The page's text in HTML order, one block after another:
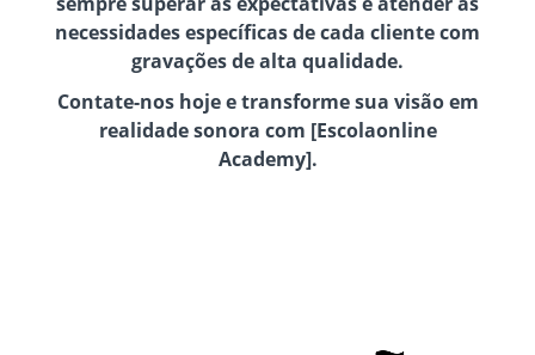
necessidades específicas de cada cliente com
gravações de alta qualidade.
Contate-nos hoje e transforme sua visão em
realidade sonora com [Escolaonline
Academy].